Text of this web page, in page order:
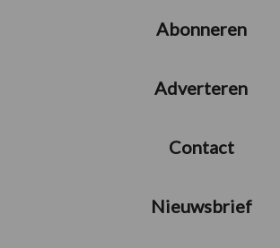
Abonneren
Adverteren
Contact
Nieuwsbrief